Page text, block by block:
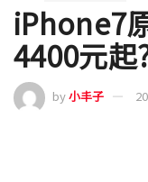
iPhone7
4400元起
by小丰子